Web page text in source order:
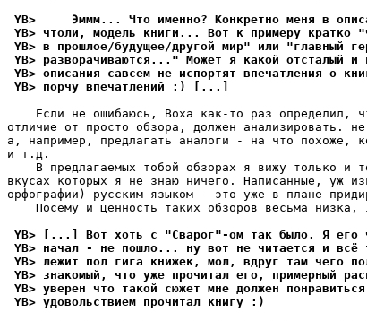
YB>     Эммм... Что именно? Конкретно меня в
YB> чтоли, модель книги... Вот к примеру кратко
YB> в прошлое/будущее/другой мир" или "главный
YB> разворачиваются..." Может я какой отсталый и
YB> описания савсем не испортят впечатления о
YB> порчу впечатлений :) [...]
Если не ошибаюсь, Воха как-то раз определил,
отличие от просто обзора, должен анализировать.
а, например, предлагать аналоги - на что похоже,
и т.д.
В предлагаемых тобой обзорах я вижу только и
вкусах которых я не знаю ничего. Написанные, уж
орфографии) русским языком - это уже в плане
Посему и ценность таких обзоров весьма низка,
YB> [...] Вот хоть с "Сварог"-ом так было. Я его
YB> начал - не пошло... ну вот не читается и всё
YB> лежит пол гига книжек, мол, вдруг там чего
YB> знакомый, что уже прочитал его, примерный
YB> уверен что такой сюжет мне должен
YB> удовольствием прочитал книгу :)